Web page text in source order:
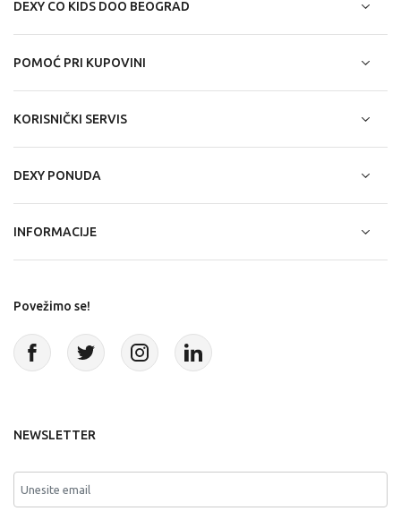
DEXY CO KIDS DOO BEOGRAD
POMOĆ PRI KUPOVINI
KORISNIČKI SERVIS
DEXY PONUDA
INFORMACIJE
Povežimo se!
NEWSLETTER